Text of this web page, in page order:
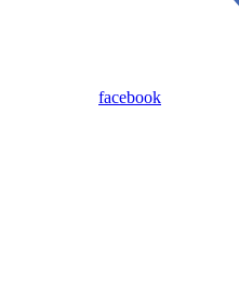
facebook